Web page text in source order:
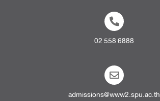
02 558 6888
admissions@www2.spu.ac.th